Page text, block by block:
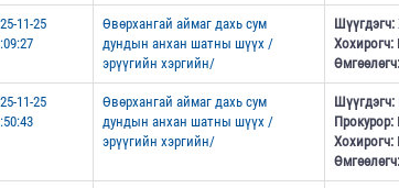
11-25
Өвөрхангай аймаг дахь сум
дундын анхан шатны шүүх /
эрүүгийн хэргийн/
Шүүгдэгч:
Хохирогч:
Өмгөөлөгч:
11-25
Өвөрхангай аймаг дахь сум
дундын анхан шатны шүүх /
эрүүгийн хэргийн/
Шүүгдэгч:
Прокурор:
Хохирогч:
Өмгөөлөгч: